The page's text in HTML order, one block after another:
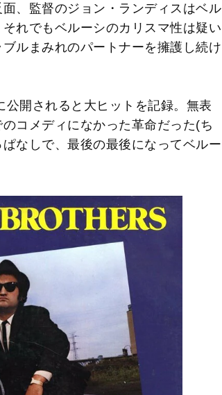
、監督のジョン・ランディスはベル
れでもベルーシのカリスマ性は疑い
ルまみれのパートナーを擁護し続け
開されると大ヒットを記録。無表
コメディになかった革命だった(ち
なしで、最後の最後になってベルー